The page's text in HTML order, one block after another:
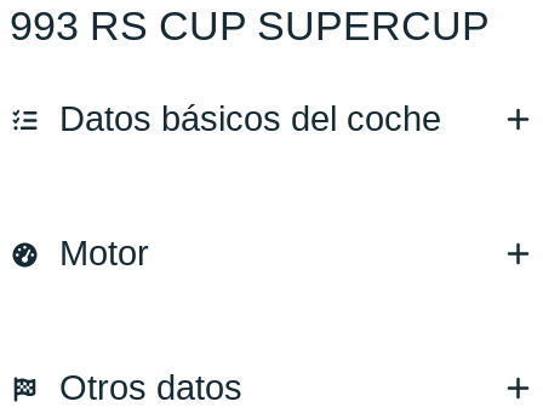
993 RS CUP SUPERCUP
Datos básicos del coche
Versión:No especificado
Motor
Transmisión:Manual
Otros datos